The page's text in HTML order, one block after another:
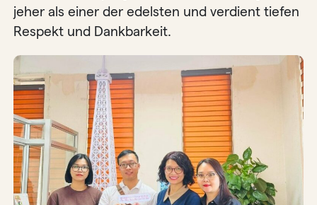
jeher als einer der edelsten und verdient tiefen
Respekt und Dankbarkeit.